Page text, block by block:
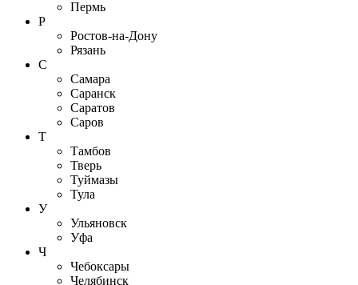
Пермь
Р
Ростов-на-Дону
Рязань
С
Самара
Саранск
Саратов
Саров
Т
Тамбов
Тверь
Туймазы
Тула
У
Ульяновск
Уфа
Ч
Чебоксары
Челябинск